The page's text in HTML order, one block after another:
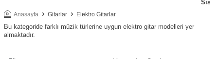
Anasayfa Gitarlar Elektro Gitarlar
Bu kategoride farklı müzik türlerine uygun elektro gitar modelleri yer
almaktadır.